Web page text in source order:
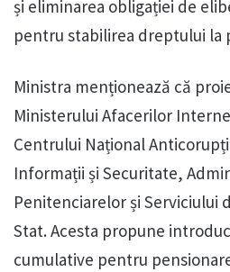
și eliminarea obligației de
pentru stabilirea dreptului la
Ministra menționează că
Ministerului Afacerilor
Centrului Național
Informații și Securitate,
Penitenciarelor și Serviciului
Stat. Acesta propune
cumulative pentru